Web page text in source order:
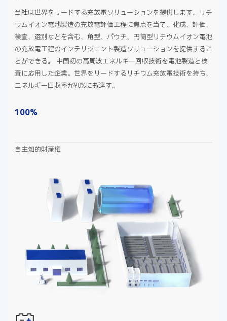
当社は世界をリードする充放電ソリューションを提供します。リチ
ウムイオン電池製造の充放電評価工程に焦点を当て、化成、評価、
検査、選別などを含む、角型、パウチ、円筒型リチウムイオン電池
の充放電工程のインテリジェント製造ソリューションを提供するこ
とができる。 中国初の高周波エネルギー回収技術を電池製造と検
査に応用した企業。世界をリードするリチウム充放電技術を持ち、
エネルギー回収率が90%にも達す。
100%
自主知的財産権